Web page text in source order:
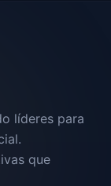
líderes para
que